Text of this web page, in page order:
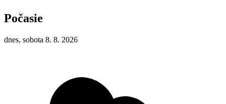
Počasie
dnes, sobota 8. 8. 2026